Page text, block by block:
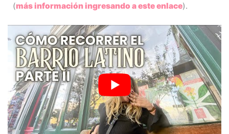
(más información ingresando a este enlace).